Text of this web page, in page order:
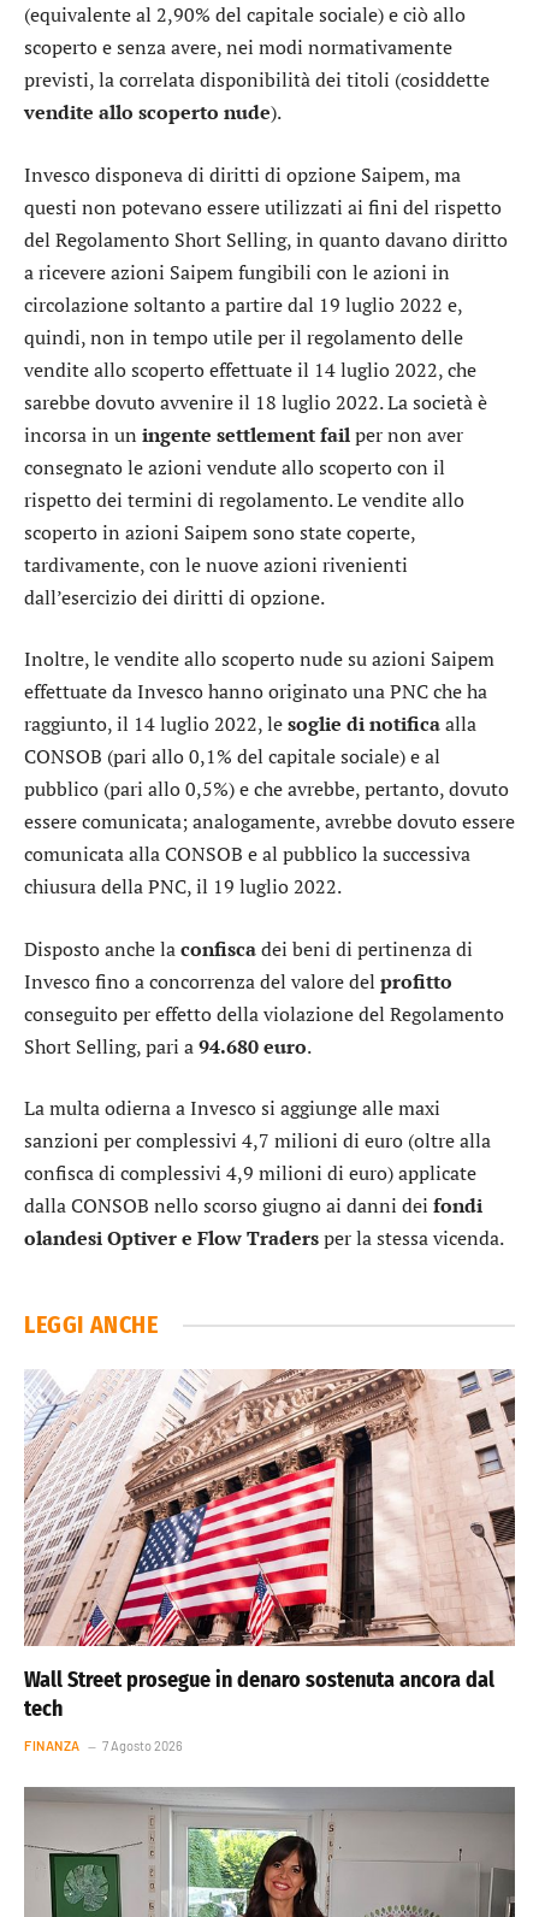
(equivalente al 2,90% del capitale sociale) e ciò allo
scoperto e senza avere, nei modi normativamente
previsti, la correlata disponibilità dei titoli (cosiddette
vendite allo scoperto nude).
Invesco disponeva di diritti di opzione Saipem, ma
questi non potevano essere utilizzati ai fini del rispetto
del Regolamento Short Selling, in quanto davano diritto
a ricevere azioni Saipem fungibili con le azioni in
circolazione soltanto a partire dal 19 luglio 2022 e,
quindi, non in tempo utile per il regolamento delle
vendite allo scoperto effettuate il 14 luglio 2022, che
sarebbe dovuto avvenire il 18 luglio 2022. La società è
incorsa in un ingente settlement failper non aver
consegnato le azioni vendute allo scoperto con il
rispetto dei termini di regolamento. Le vendite allo
scoperto in azioni Saipem sono state coperte,
tardivamente, con le nuove azioni rivenienti
dall’esercizio dei diritti di opzione.
Inoltre, le vendite allo scoperto nude su azioni Saipem
effettuate da Invesco hanno originato una PNC che ha
raggiunto, il 14 luglio 2022, lesoglie di notificaalla
CONSOB (pari allo 0,1% del capitale sociale) e al
pubblico (pari allo 0,5%) e che avrebbe, pertanto, dovuto
essere comunicata; analogamente, avrebbe dovuto essere
comunicata alla CONSOB e al pubblico la successiva
chiusura della PNC, il 19 luglio 2022.
Disposto anche laconfiscadei beni di pertinenza di
Invesco fino a concorrenza del valore del profitto
conseguito per effetto della violazione del Regolamento
Short Selling, pari a94.680 euro.
La multa odierna a Invesco si aggiunge alle maxi
sanzioni per complessivi 4,7 milioni di euro (oltre alla
confisca di complessivi 4,9 milioni di euro) applicate
dalla CONSOB nello scorso giugno ai danni dei fondi
olandesi Optiver e Flow Tradersper la stessa vicenda.
LEGGI ANCHE
Wall Street prosegue in denaro sostenuta ancora dal
tech
FINANZA 7 Agosto 2026